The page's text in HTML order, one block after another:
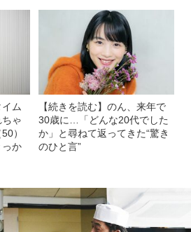
イム
ゃ
）
っか
【続きを読む】のん、来年で
30歳に…「どんな20代でした
か」と尋ねて返ってきた“驚き
のひと言”